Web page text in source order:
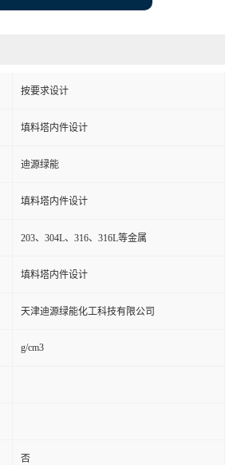
按要求设计
填料塔内件设计
迪源绿能
填料塔内件设计
203、304L、316、316L等金属
填料塔内件设计
天津迪源绿能化工科技有限公司
g/cm3
否